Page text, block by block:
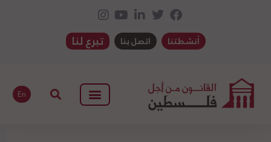
أنشطتنا اتصل بنا تبرع لنا
En